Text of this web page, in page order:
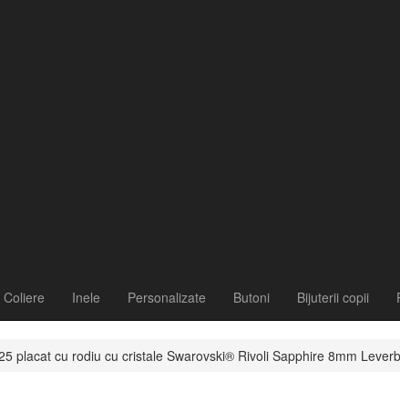
Coliere Inele Personalizate Butoni Bijuterii copii
placat cu rodiu cu cristale Swarovski® Rivoli Sapphire 8mm